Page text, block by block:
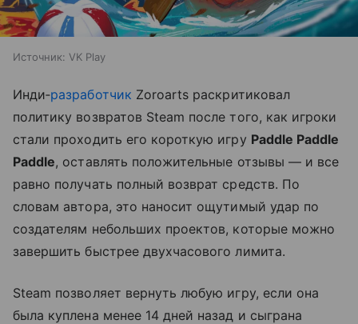
Источник: VK Play
Инди‑разработчик Zoroarts раскритиковал
политику возвратов Steam после того, как игроки
стали проходить его короткую игру Paddle Paddle
Paddle, оставлять положительные отзывы — и все
равно получать полный возврат средств. По
словам автора, это наносит ощутимый удар по
создателям небольших проектов, которые можно
завершить быстрее двухчасового лимита.
Steam позволяет вернуть любую игру, если она
была куплена менее 14 дней назад и сыграна